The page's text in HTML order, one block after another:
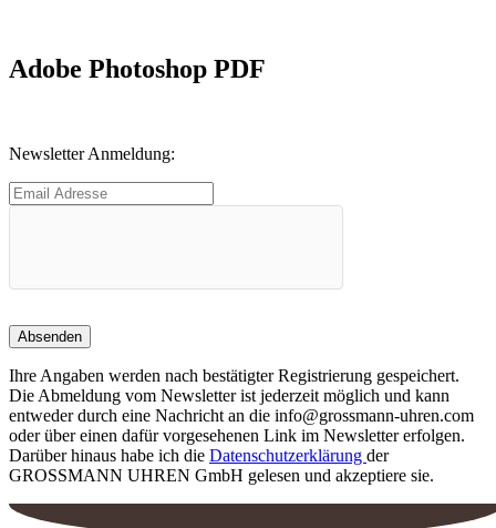
Adobe Photoshop PDF
Newsletter Anmeldung:
Ihre Angaben werden nach bestätigter Registrierung gespeichert.
Die Abmeldung vom Newsletter ist jederzeit möglich und kann
entweder durch eine Nachricht an die info@grossmann-uhren.com
oder über einen dafür vorgesehenen Link im Newsletter erfolgen.
Darüber hinaus habe ich die Datenschutzerklärung der
GROSSMANN UHREN GmbH gelesen und akzeptiere sie.